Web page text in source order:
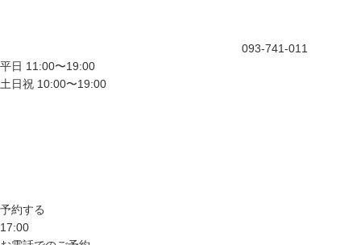
093-741-011
平日 11:00〜19:00
土日祝 10:00〜19:00
予約する
17:00